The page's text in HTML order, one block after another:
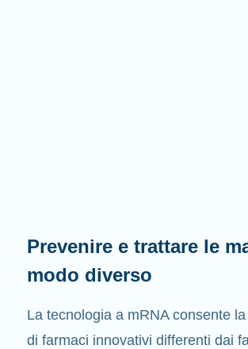
Prevenire e trattare le
modo diverso
La tecnologia a mRNA consente
di farmaci innovativi differenti dai